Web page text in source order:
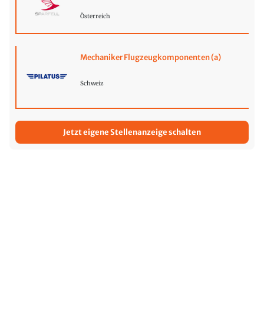
Österreich
Mechaniker Flugzeugkomponenten (a)
Schweiz
Jetzt eigene Stellenanzeige schalten